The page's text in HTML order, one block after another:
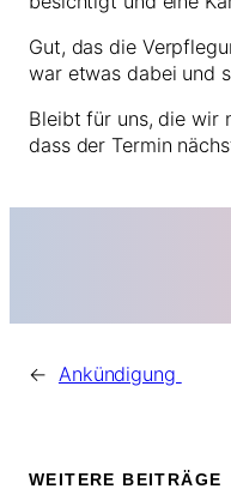
Gut, das die
war etwas dabei und
Bleibt für uns, die wir
dass der Termin
← Ankündigung
WEITERE BEITRÄGE